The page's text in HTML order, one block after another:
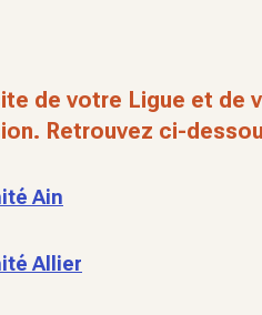
de votre Ligue et de
Retrouvez ci-
Ain
Allier